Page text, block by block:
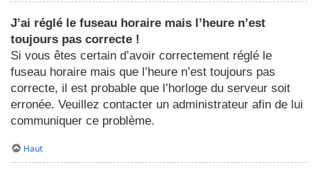
J’ai réglé le fuseau horaire mais l’heure n’est
toujours pas correcte !
Si vous êtes certain d’avoir correctement réglé le
fuseau horaire mais que l’heure n’est toujours pas
correcte, il est probable que l’horloge du serveur soit
erronée. Veuillez contacter un administrateur afin de lui
communiquer ce problème.
Haut